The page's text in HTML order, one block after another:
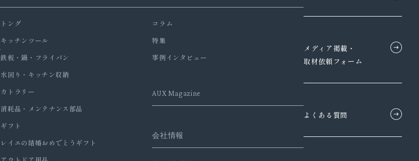
トング
キッチンツール
鉄板・鍋・フライパン
水回り・キッチン収納
カトラリー
消耗品・メンテナンス部品
ギフト
レイエの結婚おめでとうギフト
コラム
特集
事例インタビュー
AUX Magazine
会社情報
メディア掲載・
取材依頼フォーム
よくある質問